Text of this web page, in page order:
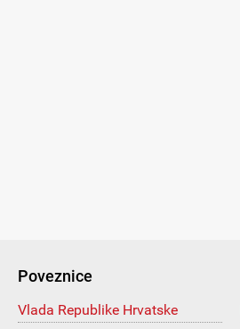
Poveznice
Vlada Republike Hrvatske